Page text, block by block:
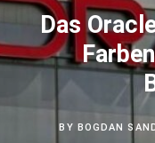
Das
BY BOGDAN